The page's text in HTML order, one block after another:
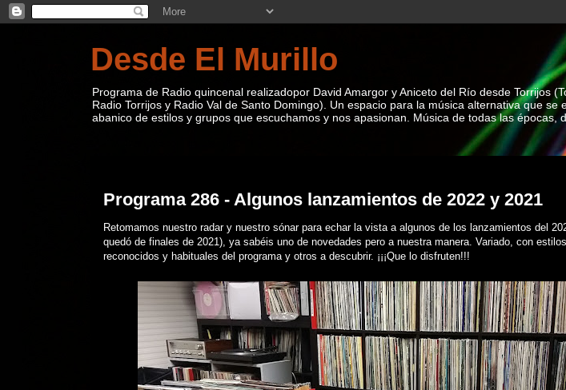
Desde El Murillo
Programa de Radio quincenal realizadopor David Amargor y Aniceto del Río desde Torrijos
Radio Torrijos y Radio Val de Santo Domingo). Un espacio para la música alternativa que
abanico de estilos y grupos que escuchamos y nos apasionan. Música de todas las épocas,
Programa 286 - Algunos lanzamientos de 2022 y 2021
Retomamos nuestro radar y nuestro sónar para echar la vista a algunos de los lanzamientos del
quedó de finales de 2021), ya sabéis uno de novedades pero a nuestra manera. Variado, con
reconocidos y habituales del programa y otros a descubrir. ¡¡¡Que lo disfruten!!!